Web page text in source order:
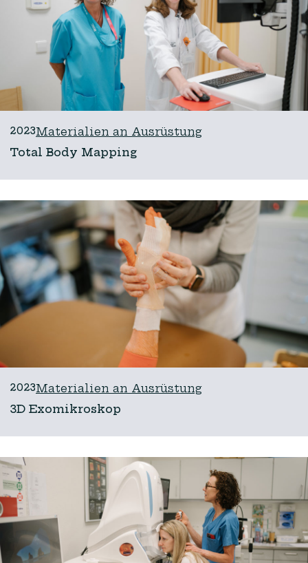
2023Materialien an Ausrüstung
Total Body Mapping
2023Materialien an Ausrüstung
3D Exomikroskop